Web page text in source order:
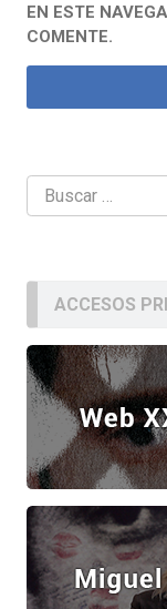
EN ESTE
COMENTE.
Buscar:
ACCESOS